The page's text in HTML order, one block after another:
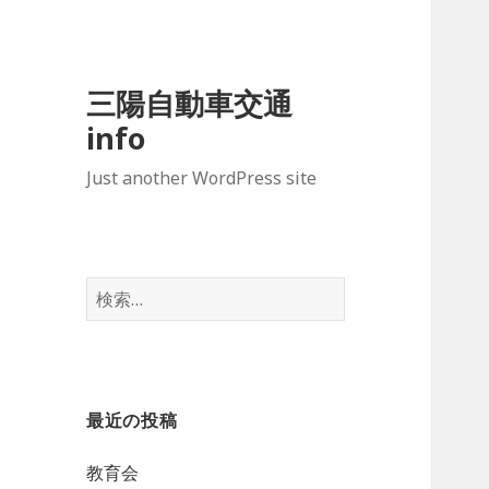
三陽自動車交通
info
Just another WordPress site
検
索:
最近の投稿
教育会